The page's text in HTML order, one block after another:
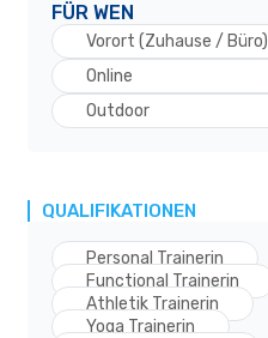
FÜR WEN
Vorort (Zuhause / Büro)
Online
Outdoor
QUALIFIKATIONEN
Personal Trainerin
Functional Trainerin
Athletik Trainerin
Yoga Trainerin